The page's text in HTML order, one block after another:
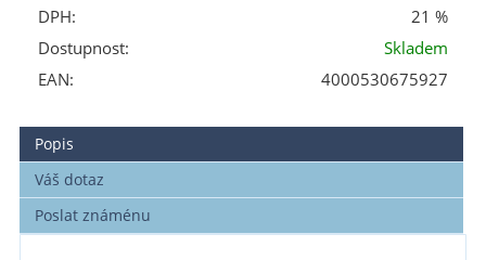
DPH:
21 %
Dostupnost:
Skladem
EAN:
4000530675927
Popis
Váš dotaz
Poslat známénu